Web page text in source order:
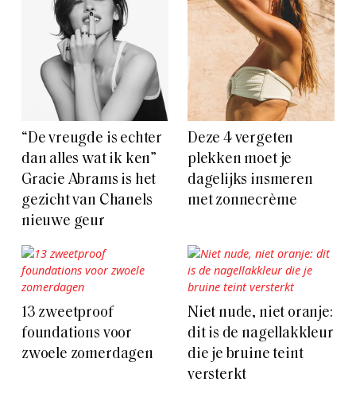
“De vreugde is echter
dan alles wat ik ken”
Gracie Abrams is het
gezicht van Chanels
nieuwe geur
Deze 4 vergeten
plekken moet je
dagelijks insmeren
met zonnecrème
13 zweetproof
foundations voor
zwoele zomerdagen
Niet nude, niet oranje:
dit is de nagellakkleur
die je bruine teint
versterkt